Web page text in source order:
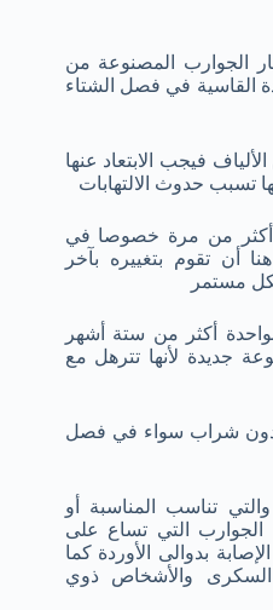
الجوارب المصنوعة من
القاسية في فصل الشتاء
فيجب الابتعاد عنها
تسبب حدوث الالتهابات
أكثر من مرة خصوصا في
تقوم بتغييره بآخر
مستمر
أكثر من ستة أشهر
جديدة لأنها تترهل مع
بدون شراب سواء في فصل
تناسب المناسبة أو
الجوارب التي تساع على
بدوالى الأوردة كما
والأشخاص ذوي